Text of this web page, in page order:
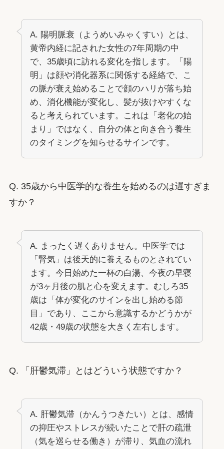
A. 陽明脈衰（ようめいみゃくすい）とは、
黄帝内経に記された女性の7年周期の中
で、35歳頃に訪れる変化を指します。「陽
明」は顔や消化器系に関係する経絡で、こ
の脈が衰え始めることで顔のハリが落ち始
め、消化機能が変化し、髪が抜けやすくな
ると考えられています。これは「老化の始
まり」ではなく、自分の体と向き合う養生
のタイミングを知らせるサインです。
Q. 35歳から中医学的な養生を始めるのは遅すぎま
すか？
A. まったく遅くありません。中医学では
「腎気」は後天的に養えるものとされてい
ます。今日始めた一杯の白湯、今夜の早寝
が3ヶ月後の肌と心を変えます。むしろ35
歳は「体が変化のサインを出し始める節
目」であり、ここから意識するかどうかが
42歳・49歳の状態を大きく左右します。
Q. 「肝鬱気滞」とはどういう状態ですか？
A. 肝鬱気滞（かんうつきたい）とは、感情
の抑圧やストレスが続いたことで肝の疏泄
（気を巡らせる働き）が滞り、気血の流れ